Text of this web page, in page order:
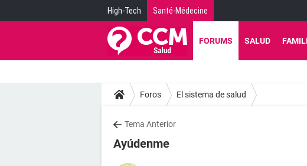
High-Tech Santé-Médecine
FORUMS SALUD
Foros El sistema de salud
Tema Anterior
Ayúdenme